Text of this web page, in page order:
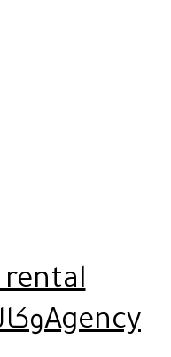
rental
Agencyوكاله ايجار ليموزين